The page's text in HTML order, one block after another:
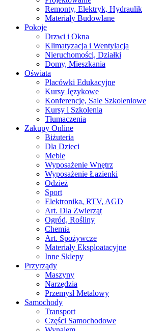
Remonty, Elektryk, Hydraulik
Materiały Budowlane
Pokoje
Drzwi i Okna
Klimatyzacja i Wentylacja
Nieruchomości, Działki
Domy, Mieszkania
Oświata
Placówki Edukacyjne
Kursy Językowe
Konferencje, Sale Szkoleniowe
Kursy i Szkolenia
Tłumaczenia
Zakupy Online
Biżuteria
Dla Dzieci
Meble
Wyposażenie Wnętrz
Wyposażenie Łazienki
Odzież
Sport
Elektronika, RTV, AGD
Art. Dla Zwierząt
Ogród, Rośliny
Chemia
Art. Spożywcze
Materiały Eksploatacyjne
Inne Sklepy
Przyrządy
Maszyny
Narzędzia
Przemysł Metalowy
Samochody
Transport
Części Samochodowe